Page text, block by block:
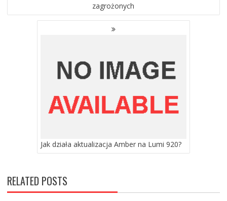
zagrożonych
Jak działa aktualizacja Amber na Lumi 920?
RELATED POSTS